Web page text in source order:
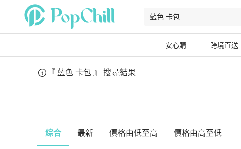
安心購 跨境直送
『 藍色 卡包 』 搜尋結果
綜合 最新 價格由低至高 價格由高至低